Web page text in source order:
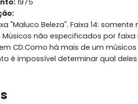
1975
"Maluco Beleza". Faixa 14: somente
Músicos não especificados por
CD.Como há mais de um
é impossível determinar qual